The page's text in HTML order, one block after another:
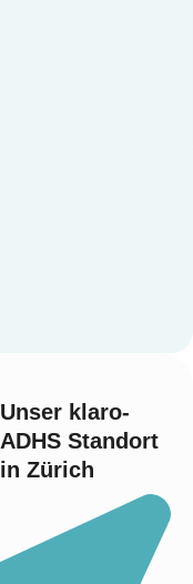
Unser klaro-
ADHS Standort
in Zürich